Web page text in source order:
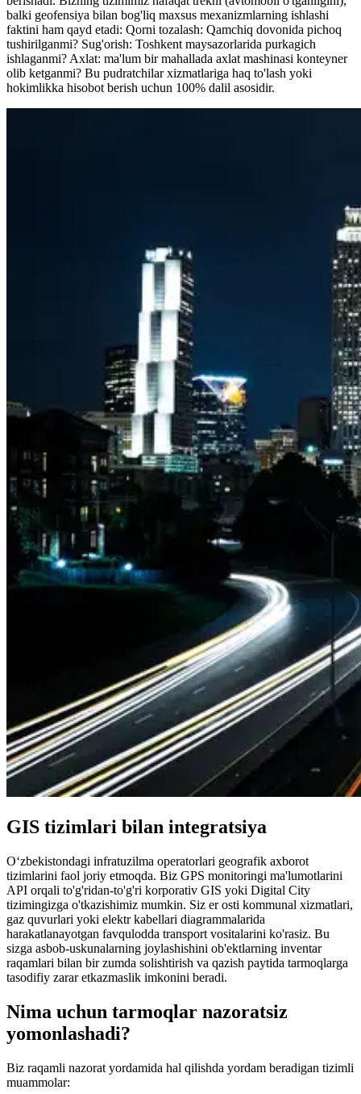
balki geofensiya bilan bog'liq maxsus mexanizmlarning ishlashi
faktini ham qayd etadi: Qorni tozalash: Qamchiq dovonida pichoq
tushirilganmi? Sug'orish: Toshkent maysazorlarida purkagich
ishlaganmi? Axlat: ma'lum bir mahallada axlat mashinasi konteyner
olib ketganmi? Bu pudratchilar xizmatlariga haq to'lash yoki
hokimlikka hisobot berish uchun 100% dalil asosidir.
GIS tizimlari bilan integratsiya
O‘zbekistondagi infratuzilma operatorlari geografik axborot
tizimlarini faol joriy etmoqda. Biz GPS monitoringi ma'lumotlarini
API orqali to'g'ridan-to'g'ri korporativ GIS yoki Digital City
tizimingizga o'tkazishimiz mumkin. Siz er osti kommunal xizmatlari,
gaz quvurlari yoki elektr kabellari diagrammalarida
harakatlanayotgan favqulodda transport vositalarini ko'rasiz. Bu
sizga asbob-uskunalarning joylashishini ob'ektlarning inventar
raqamlari bilan bir zumda solishtirish va qazish paytida tarmoqlarga
tasodifiy zarar etkazmaslik imkonini beradi.
Nima uchun tarmoqlar nazoratsiz
yomonlashadi?
Biz raqamli nazorat yordamida hal qilishda yordam beradigan tizimli
muammolar: